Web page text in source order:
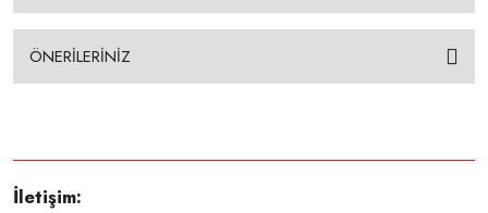
ÖNERİLERİNİZ
İletişim: